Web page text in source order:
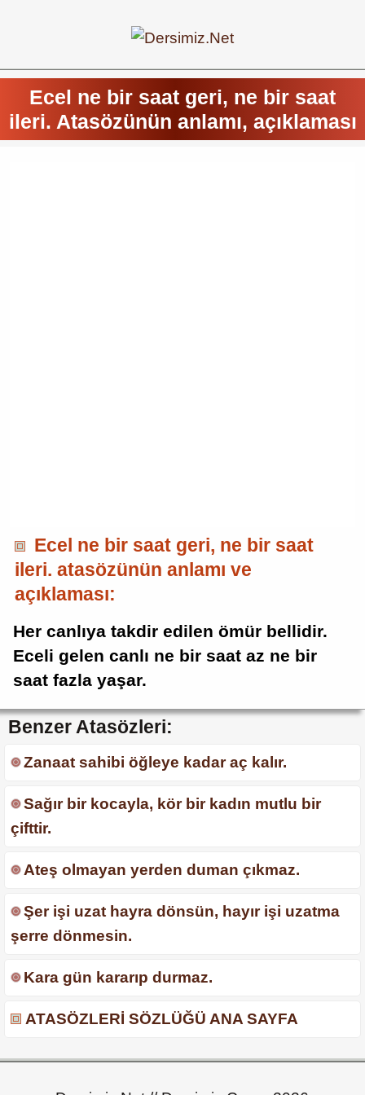
Ecel ne bir saat geri, ne bir saat
ileri. Atasözünün anlamı, açıklaması
Ecel ne bir saat geri, ne bir saat
ileri. atasözünün anlamı ve
açıklaması:
Her canlıya takdir edilen ömür bellidir.
Eceli gelen canlı ne bir saat az ne bir
saat fazla yaşar.
Benzer Atasözleri:
Zanaat sahibi öğleye kadar aç kalır.
Sağır bir kocayla, kör bir kadın mutlu bir
çifttir.
Ateş olmayan yerden duman çıkmaz.
Şer işi uzat hayra dönsün, hayır işi uzatma
şerre dönmesin.
Kara gün kararıp durmaz.
ATASÖZLERİ SÖZLÜĞÜ ANA SAYFA